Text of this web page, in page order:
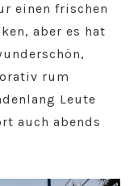
einen frischen
aber es hat
rum
Leute
auch abends